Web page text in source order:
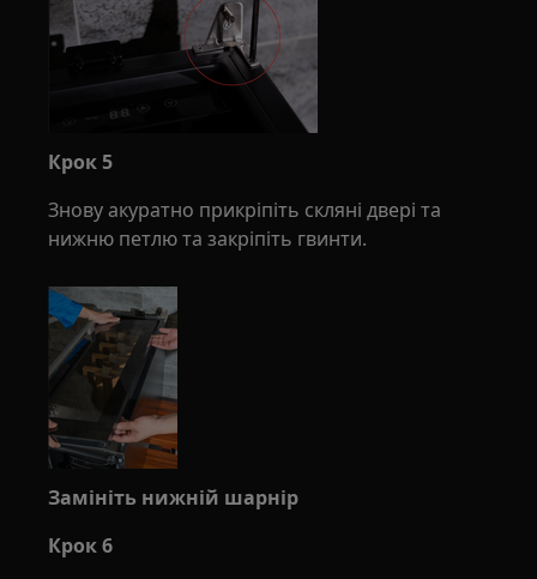
Крок 5
Знову акуратно прикріпіть скляні двері та
нижню петлю та закріпіть гвинти.
Замініть нижній шарнір
Крок 6